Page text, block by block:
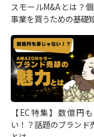
スモールM&Aとは？
事業を買うための基礎
【EC特集】数億円
い！？話題のブランド